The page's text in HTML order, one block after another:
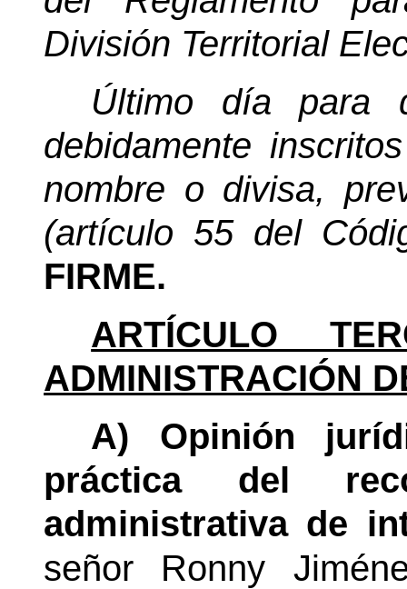
División Territorial
Último día para
debidamente
nombre o divisa,
(artículo 55 del
FIRME.
ARTÍCULO
ADMINISTRACIÓN
A) Opinión
práctica del
administrativa de
señor Ronny